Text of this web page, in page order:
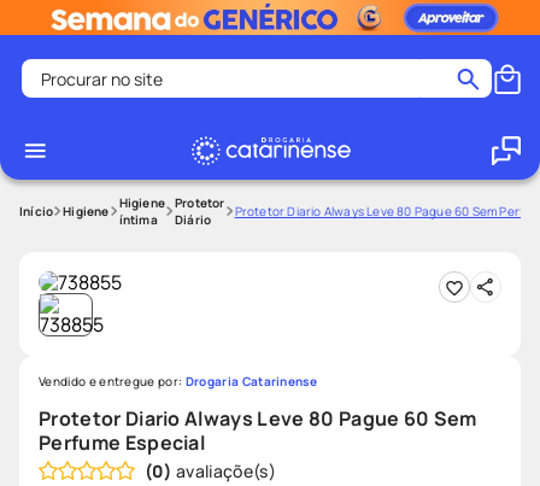
Procurar no site
1
2 º
medley
4º
shampoo
5º
tadalafila
8º
protetor solar
9º
fralda pampers
Higiene
Higiene
íntima
Protetor
Diário
Protetor Diario Always Leve 80 Pague 60 Sem
Protetor Diario Always Leve 80 Pague 60 Sem
Perfume Especial
(0)
Vendido e entregue por: Drogaria Catarinense